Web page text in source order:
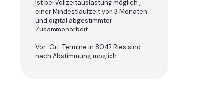
Ist bei Vollzeitauslastung möglich ,
einer Mindestlaufzeit von 3 Monaten
und digital abgestimmter
Zusammenarbeit.
Vor-Ort-Termine in 8047 Ries sind
nach Abstimmung möglich.